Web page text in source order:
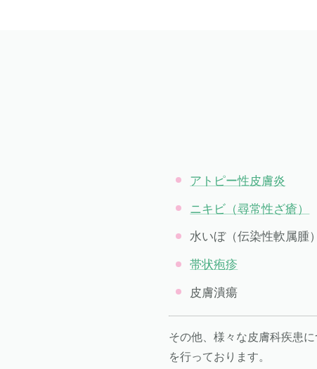
アトピー性皮膚炎
ニキビ（尋常性ざ瘡）
水いぼ（伝染性軟属腫）
帯状疱疹
皮膚潰瘍
その他、様々な皮膚科疾患
を行っております。